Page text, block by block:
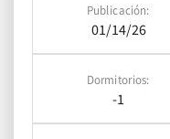
Publicación:
01/14/26
Dormitorios:
-1